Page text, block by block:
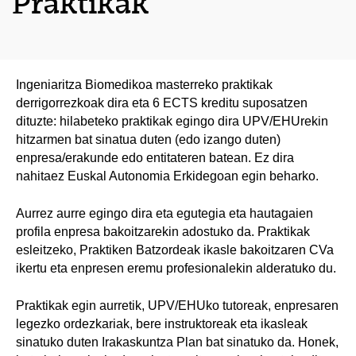
Ingeniaritza Biomedikoa masterreko praktikak
derrigorrezkoak dira eta 6 ECTS kreditu suposatzen
dituzte: hilabeteko praktikak egingo dira UPV/EHUrekin
hitzarmen bat sinatua duten (edo izango duten)
enpresa/erakunde edo entitateren batean. Ez dira
nahitaez Euskal Autonomia Erkidegoan egin beharko.
Aurrez aurre egingo dira eta egutegia eta hautagaien
profila enpresa bakoitzarekin adostuko da. Praktikak
esleitzeko, Praktiken Batzordeak ikasle bakoitzaren CVa
ikertu eta enpresen eremu profesionalekin alderatuko du.
Praktikak egin aurretik, UPV/EHUko tutoreak, enpresaren
legezko ordezkariak, bere instruktoreak eta ikasleak
sinatuko duten Irakaskuntza Plan bat sinatuko da. Honek,